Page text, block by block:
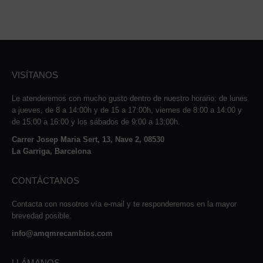
VISÍTANOS
Le atenderemos con mucho gusto dentro de nuestro horario: de lunes
a jueves, de 8 a 14:00h y de 15 a 17:00h, viernes de 8:00 a 14:00 y
de 15:00 a 16:00 y los sábados de 9:00 a 13:00h.
Carrer Josep Maria Sert, 13, Nave 2, 08530
La Garriga, Barcelona
CONTÁCTANOS
Contacta con nosotros vía e-mail y te responderemos en la mayor
brevedad posible.
info@amqmrecambios.com